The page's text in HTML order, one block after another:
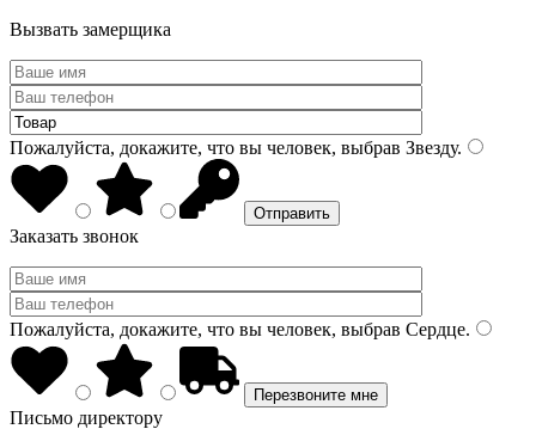
Вызвать замерщика
Пожалуйста, докажите, что вы человек, выбрав Звезду.
Заказать звонок
Пожалуйста, докажите, что вы человек, выбрав Сердце.
Письмо директору